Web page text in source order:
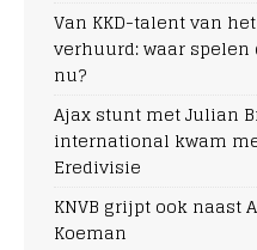
Van KKD-talent van
verhuurd: waar
nu?
Ajax stunt met Julian
international kwam
Eredivisie
KNVB grijpt ook naast
Koeman